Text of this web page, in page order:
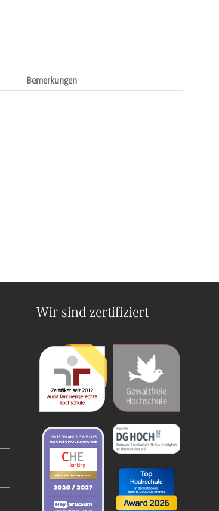
Bemerkungen
Wir sind zertifiziert